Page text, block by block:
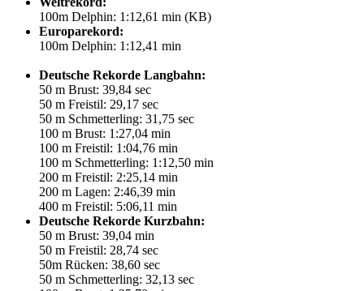
100m Delphin: 1:12,61 min (KB)
Europarekord:
100m Delphin: 1:12,41 min
Deutsche Rekorde Langbahn:
50 m Brust: 39,84 sec
50 m Freistil: 29,17 sec
50 m Schmetterling: 31,75 sec
100 m Brust: 1:27,04 min
100 m Freistil: 1:04,76 min
100 m Schmetterling: 1:12,50 min
200 m Freistil: 2:25,14 min
200 m Lagen: 2:46,39 min
400 m Freistil: 5:06,11 min
Deutsche Rekorde Kurzbahn:
50 m Brust: 39,04 min
50 m Freistil: 28,74 sec
50m Rücken: 38,60 sec
50 m Schmetterling: 32,13 sec